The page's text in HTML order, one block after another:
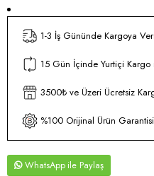
1-3 İş Gününde Kargoya
15 Gün İçinde Yurtiçi Kargo
3500₺ ve Üzeri Ücretsiz
%100 Orijinal Ürün Garantisi
WhatsApp